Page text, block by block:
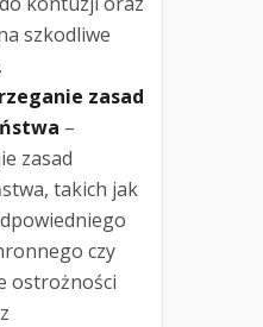
szkodliwe
zasad
–
zasad
takich jak
czy
ostrożności